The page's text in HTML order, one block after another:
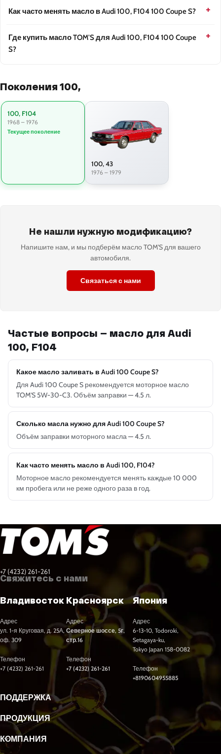
Как часто менять масло в Audi 100, F104 100 Coupe S?
Где купить масло TOM'S для Audi 100, F104 100 Coupe
S?
Поколения 100,
100, F104
1968 – 1976
Текущее поколение
100, 43
1976 – 1979
Не нашли нужную модификацию?
Напишите нам, и мы подберём масло TOM'S для вашего
автомобиля.
Связаться с нами
Частые вопросы — масло для Audi
100, F104
Какое масло заливать в Audi 100 Coupe S?
Для Audi 100 Coupe S рекомендуется моторное масло
TOM'S 5W-30-C3. Объём заправки — 4.5 л.
Сколько масла нужно для Audi 100 Coupe S?
Объём заправки моторного масла — 4.5 л.
Как часто менять масло в Audi 100, F104?
Моторное масло рекомендуется менять каждые 10 000
км пробега или не реже одного раза в год.
+7 (4232) 261-261
Свяжитесь с нами
Владивосток
Адрес
ул. 1-я Круговая, д. 25А,
оф. 309
Телефон
+7 (4232) 261-261
Красноярск
Адрес
Северное шоссе, 5г,
стр.16
Телефон
+7 (4232) 261-261
Япония
Адрес
6-13-10, Todoroki,
Setagaya-ku,
Tokyo Japan 158-0082
Телефон
+8190604955885
ПОДДЕРЖКА
ПРОДУКЦИЯ
КОМПАНИЯ